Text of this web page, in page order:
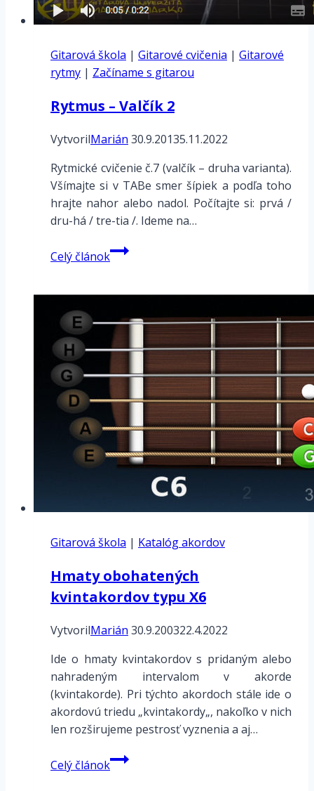
Gitarová škola | Gitarové cvičenia | Gitarové
rytmy | Začíname s gitarou
Rytmus – Valčík 2
VytvorilMarián 30.9.20135.11.2022
Rytmické cvičenie č.7 (valčík – druha varianta).
Všímajte si v TABe smer šípiek a podľa toho
hrajte nahor alebo nadol. Počítajte si: prvá /
dru-há / tre-tia /. Ideme na…
Celý článokRytmus
–
Gitarová škola | Katalóg akordov
Hmaty obohatených
kvintakordov typu X6
VytvorilMarián 30.9.200322.4.2022
Ide o hmaty kvintakordov s pridaným alebo
nahradeným intervalom v akorde
(kvintakorde). Pri týchto akordoch stále ide o
akordovú triedu „kvintakordy„, nakoľko v nich
len rozširujeme pestrosť vyznenia a aj…
Celý článokHmaty
obohatených